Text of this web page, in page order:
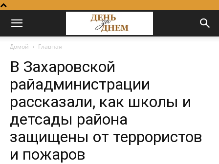
Домой Главная
В Захаровской
райадминистрации
рассказали, как школы и
детсады района
защищены от террористов
и пожаров